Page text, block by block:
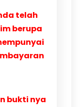
telah
berupa
bukti nya